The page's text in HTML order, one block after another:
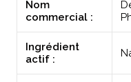
Nom
commercial :
Ingrédient
actif :